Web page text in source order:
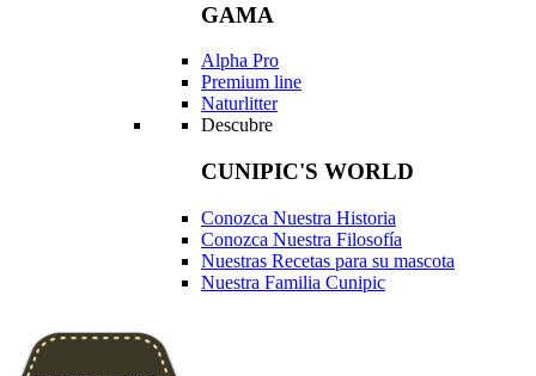
GAMA
Alpha Pro
Premium line
Naturlitter
Descubre
CUNIPIC'S WORLD
Conozca Nuestra Historia
Conozca Nuestra Filosofía
Nuestras Recetas para su mascota
Nuestra Familia Cunipic